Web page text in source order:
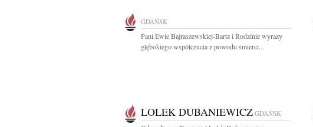
GDAŃSK
Pani Ewie Bajraszewskiej-Bartz i Rodzinie wyrazy
głębokiego współczucia z powodu śmierci...
LOLEK DUBANIEWICZ GDAŃSK